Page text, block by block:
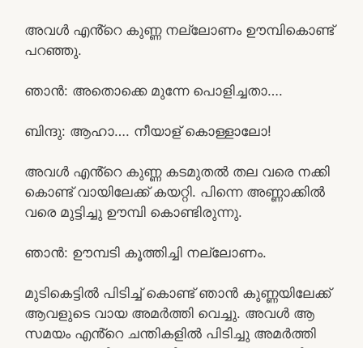
അവൾ എൻ്റെ കുണ്ണ നല്ലോണം ഊമ്പികൊണ്ട്
പറഞ്ഞു.
ഞാൻ: അതൊക്കെ മുന്നേ പൊളിച്ചതാ….
ബിന്ദു: ആഹാ…. നീയാള് കൊള്ളാലോ!
അവൾ എൻ്റെ കുണ്ണ കടമുതൽ തല വരെ നക്കി
കൊണ്ട് വായിലേക്ക് കയറ്റി. പിന്നെ അണ്ണാക്കിൽ
വരെ മുട്ടിച്ചു ഊമ്പി കൊണ്ടിരുന്നു.
ഞാൻ: ഊമ്പടി കൂത്തിച്ചി നല്ലോണം.
മുടികെട്ടിൽ പിടിച്ച് കൊണ്ട് ഞാൻ കുണ്ണയിലേക്ക്
ആവളുടെ വായ അമർത്തി വെച്ചു. അവൾ ആ
സമയം എൻ്റെ ചന്തികളിൽ പിടിച്ചു അമർത്തി